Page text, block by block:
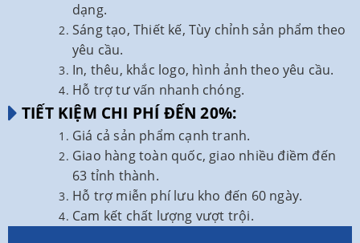
dạng.
Sáng tạo, Thiết kế, Tùy chỉnh sản phẩm theo
yêu cầu.
In, thêu, khắc logo, hình ảnh theo yêu cầu.
Hỗ trợ tư vấn nhanh chóng.
TIẾT KIỆM CHI PHÍ ĐẾN 20%:
Giá cả sản phẩm cạnh tranh.
Giao hàng toàn quốc, giao nhiều điềm đến
63 tỉnh thành.
Hỗ trợ miễn phí lưu kho đến 60 ngày.
Cam kết chất lượng vượt trội.